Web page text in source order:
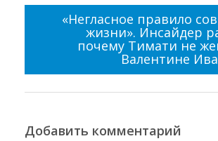
«Негласное правило
жизни». Инсайдер
почему Тимати не
Валентине
Добавить комментарий